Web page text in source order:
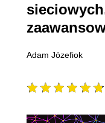
Adam Józefiok